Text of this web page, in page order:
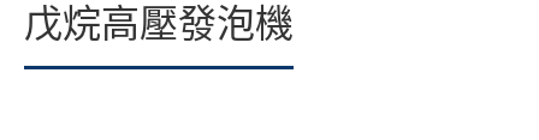
戊烷高壓發泡機